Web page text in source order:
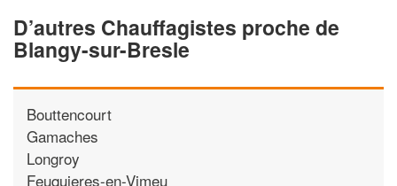
D’autres Chauffagistes proche de
Blangy-sur-Bresle
Bouttencourt
Gamaches
Longroy
Feuquieres-en-Vimeu